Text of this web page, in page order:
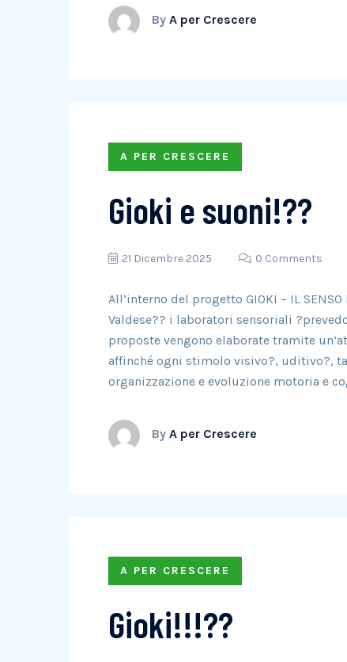
By A per Crescere
A PER CRESCERE
Gioki e suoni!??
21 Dicembre 2025 0 Comments
All’interno del progetto GIOKI – IL
Valdese?? i laboratori sensoriali
proposte vengono elaborate tramite
affinché ogni stimolo visivo?, uditivo?,
organizzazione e evoluzione motoria e
By A per Crescere
A PER CRESCERE
Gioki!!!??